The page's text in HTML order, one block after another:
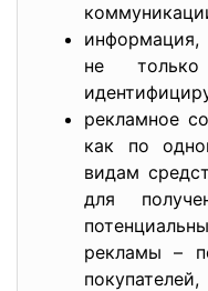
не
рекламное
как по
видам
для
рекламы –